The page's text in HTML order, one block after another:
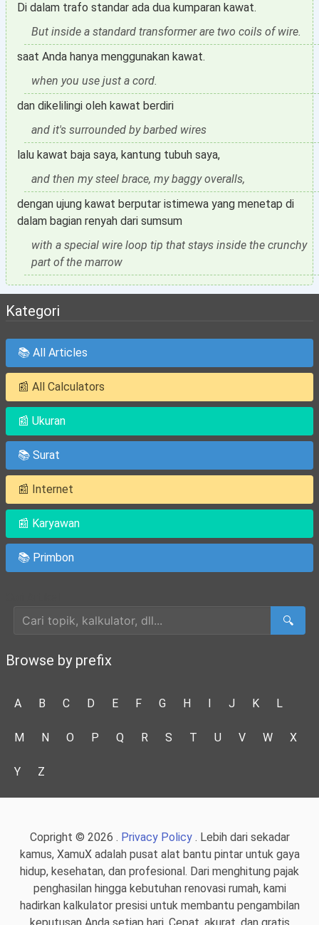
Di dalam trafo standar ada dua kumparan kawat.
But inside a standard transformer are two coils of wire.
saat Anda hanya menggunakan kawat.
when you use just a cord.
dan dikelilingi oleh kawat berdiri
and it's surrounded by barbed wires
lalu kawat baja saya, kantung tubuh saya,
and then my steel brace, my baggy overalls,
dengan ujung kawat berputar istimewa yang menetap di
dalam bagian renyah dari sumsum
with a special wire loop tip that stays inside the crunchy
part of the marrow
Kategori
📚 All Articles
📰 All Calculators
📰 Ukuran
📚 Surat
📰 Internet
📰 Karyawan
📚 Primbon
🔍
Browse by prefix
A B C D E F G H I J K L
M N O P Q R S T U V W X
Y Z
Copright © 2026 . Privacy Policy. Lebih dari sekadar
kamus, XamuX adalah pusat alat bantu pintar untuk gaya
hidup, kesehatan, dan profesional. Dari menghitung pajak
penghasilan hingga kebutuhan renovasi rumah, kami
hadirkan kalkulator presisi untuk membantu pengambilan